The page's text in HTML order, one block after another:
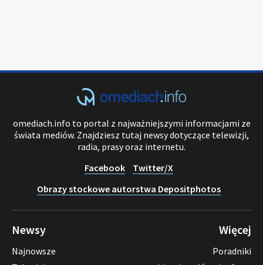
omediach.info to portal z najważniejszymi informacjami ze
świata mediów. Znajdziesz tutaj newsy dotyczące telewizji,
radia, prasy oraz internetu.
Facebook
Twitter/X
Obrazy stockowe autorstwa Depositphotos
Newsy
Najnowsze
Więcej
Poradniki